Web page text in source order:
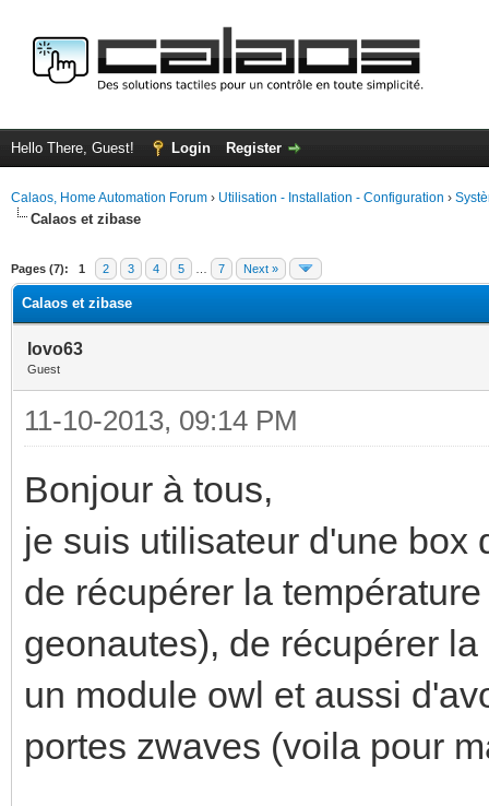
Hello There, Guest! Login Register
Calaos, Home Automation Forum › Utilisation - Installation - Configuration ›
Calaos et zibase
Pages (7): 1 2 3 4 5 7 Next »
Calaos et zibase
lovo63
Guest
11-10-2013, 09:14 PM
Bonjour à tous,
je suis utilisateur d'une box
de récupérer la
geonautes), de récupérer
un module owl et aussi
portes zwaves (voila pour